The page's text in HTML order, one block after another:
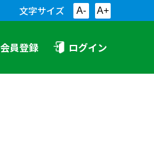
文字サイズ A- A+
会員登録 ログイン